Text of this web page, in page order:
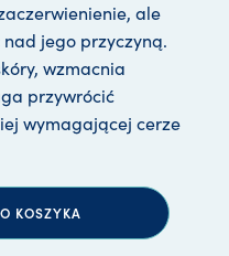
ale
jego przyczyną.
wzmacnia
przywrócić
wymagającej cerze
KOSZYKA